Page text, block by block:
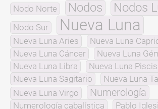
Nodo Norte Nodos Nodos
Nodo Sur Nueva Luna
Nueva Luna Aries
Nueva Luna
Nueva Luna Cáncer
Nueva Luna
Nueva Luna Libra
Nueva Luna Piscis
Nueva Luna Sagitario
Nueva Luna
Nueva Luna Virgo
Numerología
Numerología cabalística Pablo